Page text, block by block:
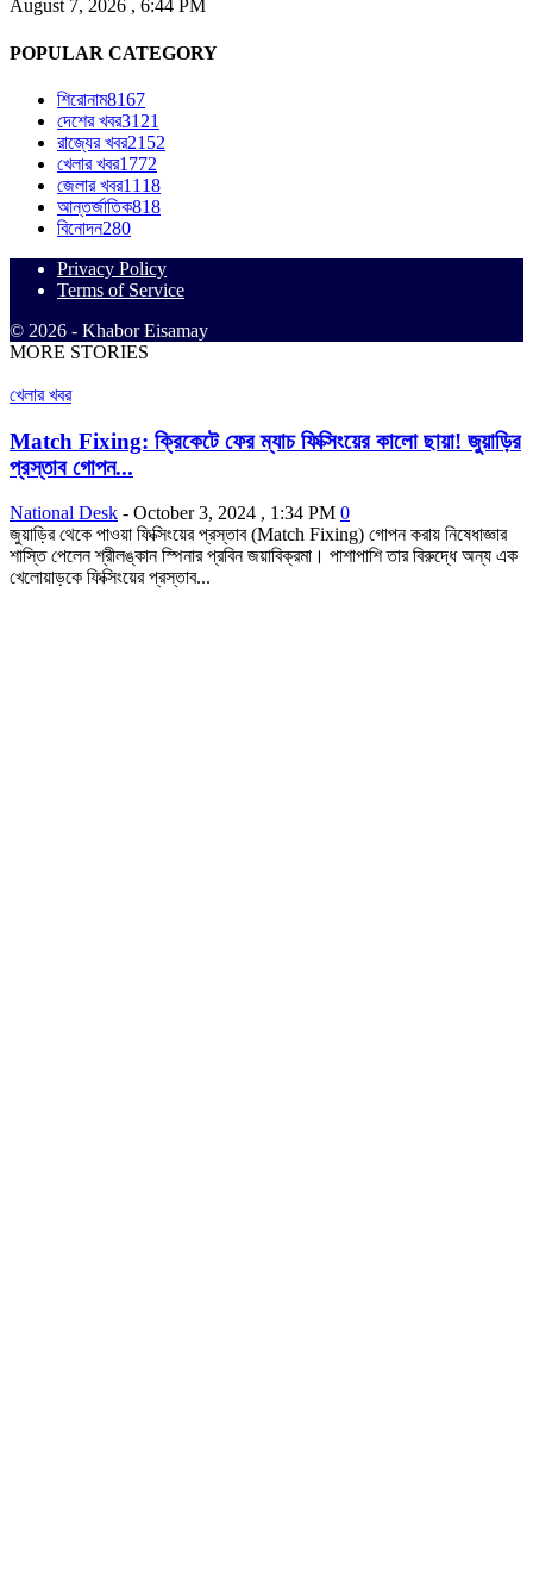
August 7, 2026 , 6:44 PM
POPULAR CATEGORY
শিরোনাম8167
দেশের খবর3121
রাজ্যের খবর2152
খেলার খবর1772
জেলার খবর1118
আন্তর্জাতিক818
বিনোদন280
Privacy Policy
Terms of Service
© 2026 - Khabor Eisamay
MORE STORIES
খেলার খবর
Match Fixing: ক্রিকেটে ফের ম্যাচ ফিক্সিংয়ের কালো ছায়া! জুয়াড়ির
প্রস্তাব গোপন...
National Desk - October 3, 2024 , 1:34 PM 0
জুয়াড়ির থেকে পাওয়া ফিক্সিংয়ের প্রস্তাব (Match Fixing) গোপন করায় নিষেধাজ্ঞার
শাস্তি পেলেন শ্রীলঙ্কান স্পিনার প্রবিন জয়াবিক্রমা। পাশাপাশি তার বিরুদ্ধে অন্য এক
খেলোয়াড়কে ফিক্সিংয়ের প্রস্তাব...